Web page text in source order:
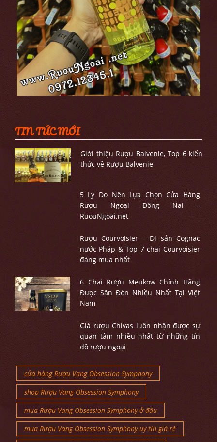
TIN TỨC MỚI
Giới thiệu Rượu Balvenie, Top 6 kiến
thức về Rượu Balvenie
5 Lý Do Nên Lựa Chọn Cửa Hàng
Rượu Ngoại Đồng Nai –
RuouNgoai.net
Rượu Courvoisier – Di sản Cognac
nước Pháp & Top 7 chai Courvoisier
đáng mua nhất
6 Chai Rượu Meukow Chính Hãng
Được Săn Đón Nhiều Nhất Tại Việt
Nam
Giá rượu Chivas luôn nhận được sự
quan tâm nhiều nhất từ những tín
đồ rượu ngoại
cửa hàng Rượu Vang Obsession Symphony
shop Rượu Vang Obsession Symphony
mua Rượu Vang Obsession Symphony ở đâu
mua Rượu Vang Obsession Symphony uy tín giá rẻ